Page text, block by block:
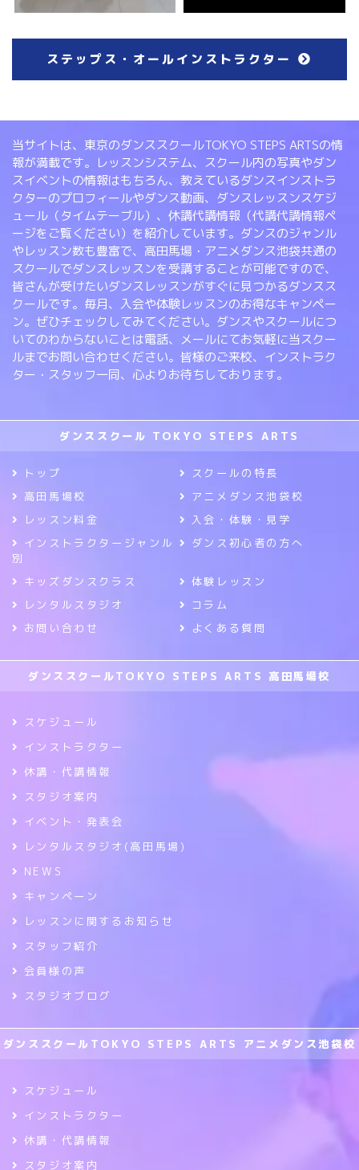
ステップス・オールインストラクター
当サイトは、東京のダンススクールTOKYO STEPS ARTSの情
報が満載です。レッスンシステム、スクール内の写真やダン
スイベントの情報はもちろん、教えているダンスインストラ
クターのプロフィールやダンス動画、ダンスレッスンスケジ
ュール（タイムテーブル）、休講代講情報（代講代講情報ペ
ージをご覧ください）を紹介しています。ダンスのジャンル
やレッスン数も豊富で、高田馬場・アニメダンス池袋共通の
スクールでダンスレッスンを受講することが可能ですので、
皆さんが受けたいダンスレッスンがすぐに見つかるダンスス
クールです。毎月、入会や体験レッスンのお得なキャンペー
ン。ぜひチェックしてみてください。ダンスやスクールにつ
いてのわからないことは電話、メールにてお気軽に当スクー
ルまでお問い合わせください。皆様のご来校、インストラク
ター・スタッフ一同、心よりお待ちしております。
ダンススクール TOKYO STEPS ARTS
トップ
スクールの特長
高田馬場校
アニメダンス池袋校
レッスン料金
入会・体験・見学
インストラクタージャンル
別
ダンス初心者の方へ
キッズダンスクラス
体験レッスン
レンタルスタジオ
コラム
お問い合わせ
よくある質問
ダンススクールTOKYO STEPS ARTS 高田馬場校
スケジュール
インストラクター
休講・代講情報
スタジオ案内
イベント・発表会
レンタルスタジオ(高田馬場)
NEWS
キャンペーン
レッスンに関するお知らせ
スタッフ紹介
会員様の声
スタジオブログ
ダンススクールTOKYO STEPS ARTS アニメダンス池袋校
スケジュール
インストラクター
休講・代講情報
スタジオ案内